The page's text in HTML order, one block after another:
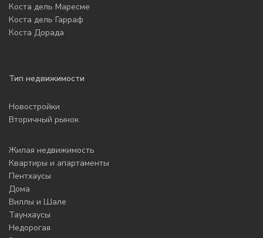
Коста дель Маресме
Коста дель Гарраф
Коста Дорада
Тип недвижимости
Новостройки
Вторичный рынок
Жилая недвижимость
Квартиры и апартаменты
Пентхаусы
Дома
Виллы и Шале
Таунхаусы
Недорогая